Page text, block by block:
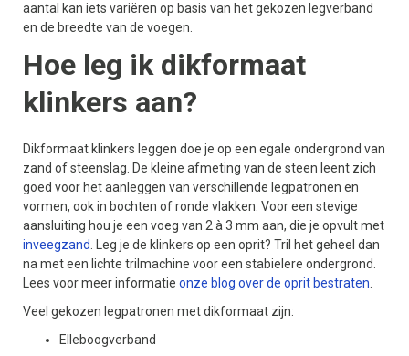
aantal kan iets variëren op basis van het gekozen legverband
en de breedte van de voegen.
Hoe leg ik dikformaat
klinkers aan?
Dikformaat klinkers leggen doe je op een egale ondergrond van
zand of steenslag. De kleine afmeting van de steen leent zich
goed voor het aanleggen van verschillende legpatronen en
vormen, ook in bochten of ronde vlakken. Voor een stevige
aansluiting hou je een voeg van 2 à 3 mm aan, die je opvult met
inveegzand
. Leg je de klinkers op een oprit? Tril het geheel dan
na met een lichte trilmachine voor een stabielere ondergrond.
Lees voor meer informatie onze blog over de oprit bestraten
Veel gekozen legpatronen met dikformaat zijn:
Elleboogverband